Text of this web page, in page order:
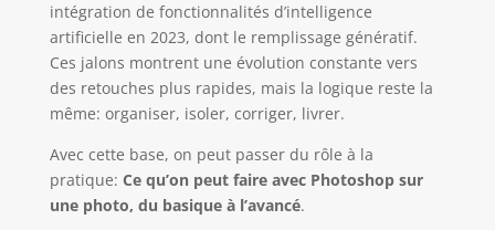
intégration de fonctionnalités d’intelligence
artificielle en 2023, dont le remplissage génératif.
Ces jalons montrent une évolution constante vers
des retouches plus rapides, mais la logique reste la
même: organiser, isoler, corriger, livrer.
Avec cette base, on peut passer du rôle à la
pratique: Ce qu’on peut faire avec Photoshop sur
une photo, du basique à l’avancé.